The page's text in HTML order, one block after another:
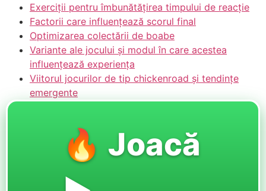
Exerciții pentru îmbunătățirea timpului de reacție
Factorii care influențează scorul final
Optimizarea colectării de boabe
Variante ale jocului și modul în care acestea
influențează experiența
Viitorul jocurilor de tip chickenroad și tendințe
emergente
🔥 Joacă